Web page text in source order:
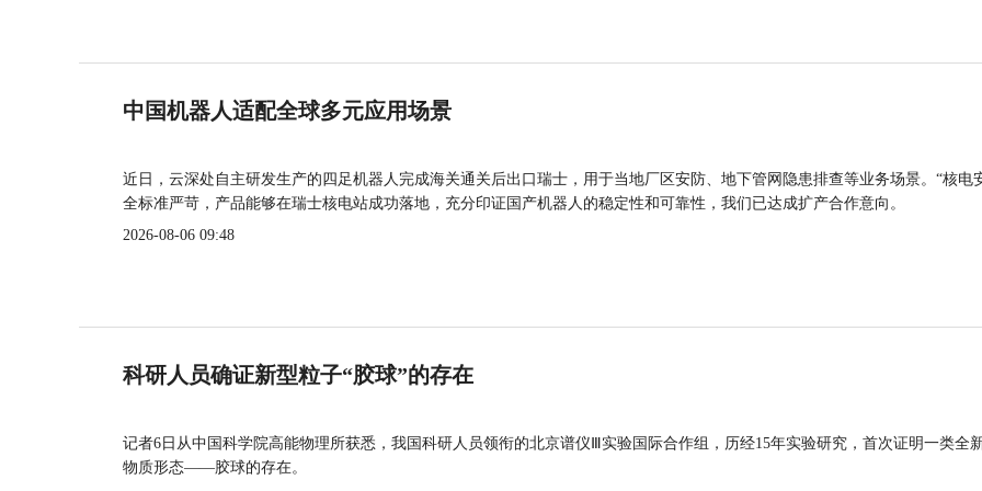
中国机器人适配全球多元应用场景
近日，云深处自主研发生产的四足机器人完成海关通关后出口瑞士，用于当地厂区安防、地下管网隐患排查等业务场景。“核电
全标准严苛，产品能够在瑞士核电站成功落地，充分印证国产机器人的稳定性和可靠性，我们已达成扩产合作意向。
2026-08-06 09:48
科研人员确证新型粒子“胶球”的存在
记者6日从中国科学院高能物理所获悉，我国科研人员领衔的北京谱仪Ⅲ实验国际合作组，历经15年实验研究，首次证明一类全
物质形态——胶球的存在。